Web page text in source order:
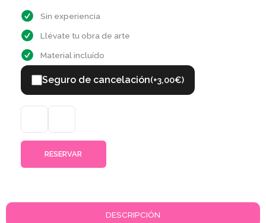
Sin experiencia
Llévate tu obra de arte
Material incluído
Seguro de cancelación(+3,00€)
RESERVAR
DESCRIPCIÓN